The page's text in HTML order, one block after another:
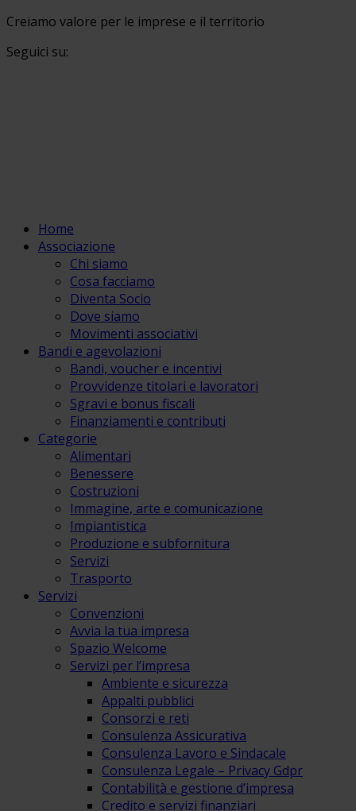
Creiamo valore per le imprese e il territorio
Seguici su:
Home
Associazione
Chi siamo
Cosa facciamo
Diventa Socio
Dove siamo
Movimenti associativi
Bandi e agevolazioni
Bandi, voucher e incentivi
Provvidenze titolari e lavoratori
Sgravi e bonus fiscali
Finanziamenti e contributi
Categorie
Alimentari
Benessere
Costruzioni
Immagine, arte e comunicazione
Impiantistica
Produzione e subfornitura
Servizi
Trasporto
Servizi
Convenzioni
Avvia la tua impresa
Spazio Welcome
Servizi per l’impresa
Ambiente e sicurezza
Appalti pubblici
Consorzi e reti
Consulenza Assicurativa
Consulenza Lavoro e Sindacale
Consulenza Legale – Privacy Gdpr
Contabilità e gestione d’impresa
Credito e servizi finanziari